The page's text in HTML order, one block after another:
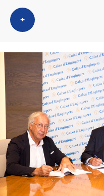
o
C
a
t
e
g
u
t
s
+